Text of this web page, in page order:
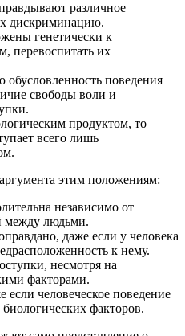
различное
дискриминацию.
генетически к
перевоспитать их
обусловленность поведения
свободы воли и
продуктом, то
всего лишь
этим положениям:
независимо от
между людьми.
даже если у человека
к нему.
несмотря на
факторами.
человеческое поведение
факторов.